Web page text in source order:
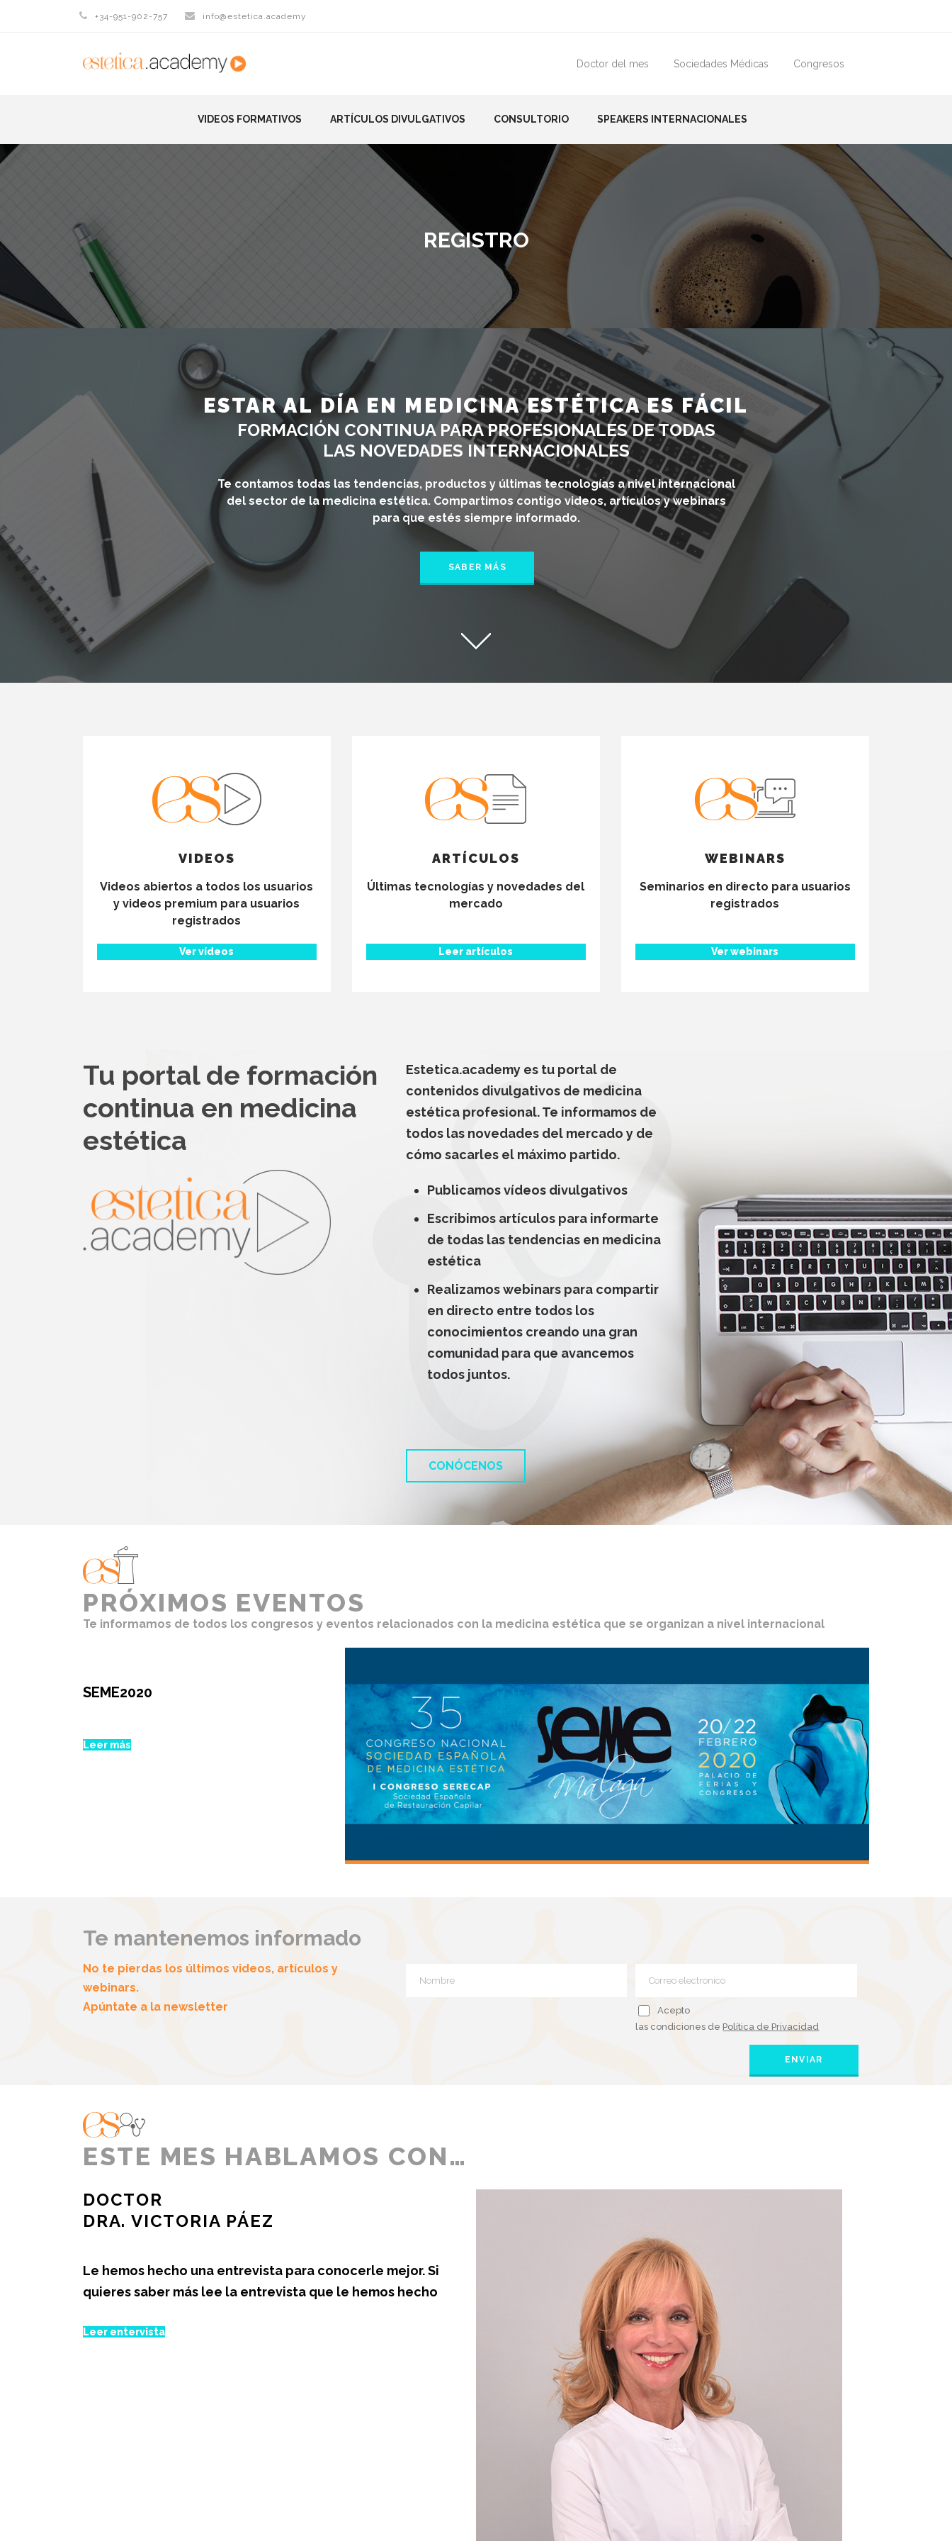
+34-951-902-757 info@estetica.academy
Doctor del mes Sociedades Médicas Congresos
VIDEOS FORMATIVOS ARTÍCULOS DIVULGATIVOS CONSULTORIO SPEAKERS INTERNACIONALES
REGISTRO
ESTAR AL DÍA EN MEDICINA ESTÉTICA ES FÁCIL
FORMACIÓN CONTINUA PARA PROFESIONALES DE TODAS
LAS NOVEDADES INTERNACIONALES
Te contamos todas las tendencias, productos y últimas tecnologías a nivel internacional
del sector de la medicina estética. Compartimos contigo videos, artículos y webinars
para que estés siempre informado.
SABER MÁS
VIDEOS
Videos abiertos a todos los usuarios
y videos premium para usuarios
registrados
Ver vídeos
ARTÍCULOS
Últimas tecnologías y novedades del
mercado
Leer artículos
WEBINARS
Seminarios en directo para usuarios
registrados
Ver webinars
Tu portal de formación
continua en medicina
estética
Estetica.academy es tu portal de
contenidos divulgativos de medicina
estética profesional. Te informamos de
todos las novedades del mercado y de
cómo sacarles el máximo partido.
Publicamos vídeos divulgativos
Escribimos artículos para informarte
de todas las tendencias en medicina
estética
Realizamos webinars para compartir
en directo entre todos los
conocimientos creando una gran
comunidad para que avancemos
todos juntos.
CONÓCENOS
PRÓXIMOS EVENTOS
Te informamos de todos los congresos y eventos relacionados con la medicina estética que se organizan a nivel internacional
SEME2020
Leer más
Te mantenemos informado
No te pierdas los últimos videos, artículos y
webinars.
Apúntate a la newsletter
Acepto
las condiciones de Política de Privacidad
ESTE MES HABLAMOS CON…
DOCTOR
DRA. VICTORIA PÁEZ
Le hemos hecho una entrevista para conocerle mejor. Si
quieres saber más lee la entrevista que le hemos hecho
Leer entervista